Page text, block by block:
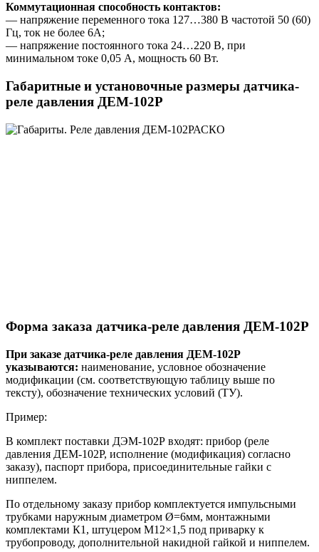
Коммутационная способность контактов:
— напряжение переменного тока 127…380 В частотой 50 (60)
Гц, ток не более 6А;
— напряжение постоянного тока 24…220 В, при
минимальном токе 0,05 А, мощность 60 Вт.
Габаритные и установочные размеры датчика-
реле давления ДЕМ-102Р
Форма заказа датчика-реле давления ДЕМ-102Р
При заказе датчика-реле давления ДЕМ-102Р
указываются: наименование, условное обозначение
модификации (см. соответствующую таблицу выше по
тексту), обозначение технических условий (ТУ).
Пример:
В комплект поставки ДЭМ-102Р входят: прибор (реле
давления ДЕМ-102Р, исполнение (модификация) согласно
заказу), паспорт прибора, присоединительные гайки с
ниппелем.
По отдельному заказу прибор комплектуется импульсными
трубками наружным диаметром Ø=6мм, монтажными
комплектами К1, штуцером М12×1,5 под приварку к
трубопроводу, дополнительной накидной гайкой и ниппелем.